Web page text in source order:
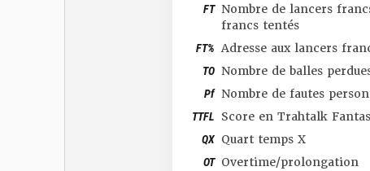
FT Nombre de lancers
francs tentés
FT% Adresse aux lancers
TO Nombre de balles
Pf Nombre de fautes
TTFL Score en Trahtalk
QX Quart temps X
OT Overtime/prolongation